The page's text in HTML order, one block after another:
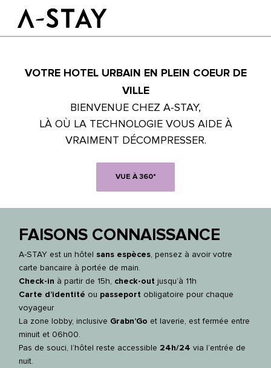
Logo A-stay
HOTEL
À découvrir
Chambres
Durabilité
Groupes & Événements
RÉSERVER
FR
FacebookLinkedInInstagram
VOTRE HOTEL URBAIN EN PLEIN COEUR DE
VILLE
BIENVENUE CHEZ A-STAY,
LÀ OÙ LA TECHNOLOGIE VOUS AIDE À
VRAIMENT DÉCOMPRESSER.
VUE À 360°
FAISONS CONNAISSANCE
A-STAY est un hôtel sans espèces, pensez à avoir votre
carte bancaire à portée de main.
Check-in à partir de 15h, check-out jusqu’à 11h
Carte d’identité ou passeport obligatoire pour chaque
voyageur
La zone lobby, inclusive Grabn’Go et laverie, est fermée entre
minuit et 06h00.
Pas de souci, l’hôtel reste accessible 24h/24 via l’entrée de
nuit.